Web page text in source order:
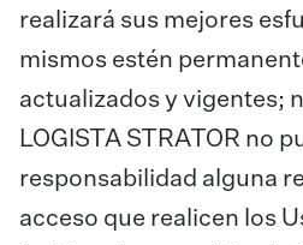
realizará sus mejores
mismos estén
actualizados y vigentes;
LOGISTA STRATOR no
responsabilidad alguna
acceso que realicen los